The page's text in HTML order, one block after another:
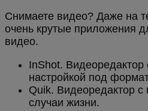
Снимаете видео? Даже на
очень крутые приложения
видео.
InShot. Видеоредактор
настройкой под
Quik. Видеоредактор
случаи жизни.